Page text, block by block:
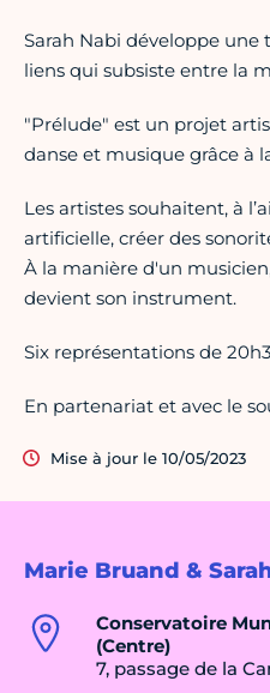
Marie Bruand &
Conservatoire
(Centre)
7, passage de la
Sarah Nabi développe une
liens qui subsiste entre la
"Prélude" est un projet
danse et musique grâce à
Les artistes souhaitent, à
artificielle, créer des
À la manière d'un
devient son instrument.
Six représentations de
En partenariat et avec le
Mise à jour le 10/05/2023